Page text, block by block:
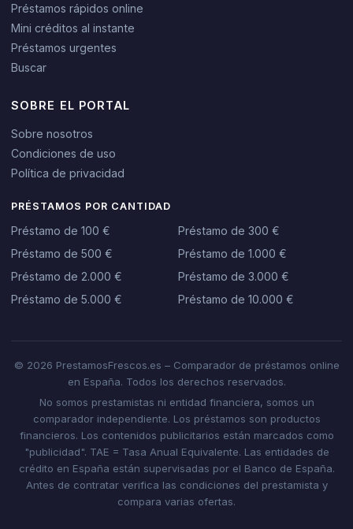
Préstamos rápidos online
Mini créditos al instante
Préstamos urgentes
Buscar
SOBRE EL PORTAL
Sobre nosotros
Condiciones de uso
Política de privacidad
PRÉSTAMOS POR CANTIDAD
Préstamo de 100 €
Préstamo de 300 €
Préstamo de 500 €
Préstamo de 1.000 €
Préstamo de 2.000 €
Préstamo de 3.000 €
Préstamo de 5.000 €
Préstamo de 10.000 €
© 2026 PrestamosFrescos.es – Comparador de préstamos online
en España. Todos los derechos reservados.
No somos prestamistas ni entidad financiera, somos un
comparador independiente. Los préstamos son productos
financieros. Los contenidos publicitarios están marcados como
"publicidad". TAE = Tasa Anual Equivalente. Las entidades de
crédito en España están supervisadas por el Banco de España.
Antes de contratar verifica las condiciones del prestamista y
compara varias ofertas.